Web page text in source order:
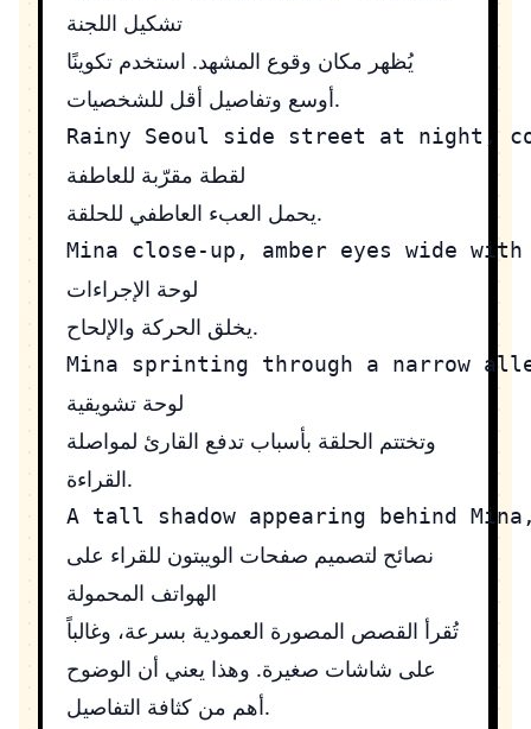
تشكيل اللجنة
يُظهر مكان وقوع المشهد. استخدم تكوينًا
أوسع وتفاصيل أقل للشخصيات.
لقطة مقرّبة للعاطفة
يحمل العبء العاطفي للحلقة.
لوحة الإجراءات
يخلق الحركة والإلحاح.
لوحة تشويقية
وتختتم الحلقة بأسباب تدفع القارئ لمواصلة
القراءة.
نصائح لتصميم صفحات الويبتون للقراء على
الهواتف المحمولة
تُقرأ القصص المصورة العمودية بسرعة، وغالباً
على شاشات صغيرة. وهذا يعني أن الوضوح
أهم من كثافة التفاصيل.